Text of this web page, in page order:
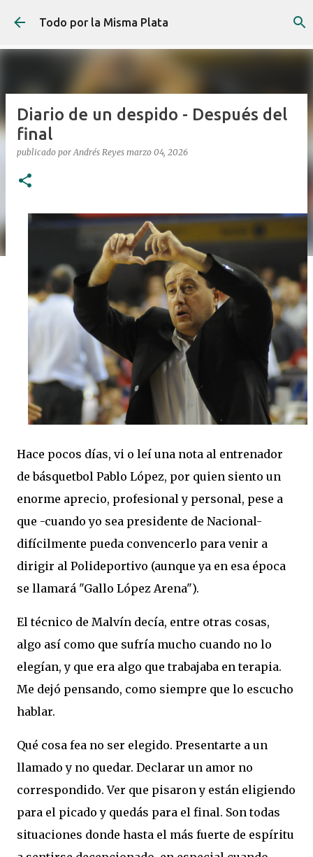
Ir al contenido principal
Todo por la Misma Plata
Diario de un despido - Después del
final
publicado porAndrés Reyes marzo 04, 2026
Hace pocos días, vi o leí una nota al entrenador
de básquetbol Pablo López, por quien siento un
enorme aprecio, profesional y personal, pese a
que -cuando yo sea presidente de Nacional-
difícilmente pueda convencerlo para venir a
dirigir al Polideportivo (aunque ya en esa época
se llamará "Gallo López Arena").
El técnico de Malvín decía, entre otras cosas,
algo así como que sufría mucho cuando no lo
elegían, y que era algo que trabajaba en terapia.
Me dejó pensando, como siempre que lo escucho
hablar.
Qué cosa fea no ser elegido. Presentarte a un
llamado y no quedar. Declarar un amor no
correspondido. Ver que pisaron y están eligiendo
para el picado y quedás para el final. Son todas
situaciones donde hasta el más fuerte de espíritu